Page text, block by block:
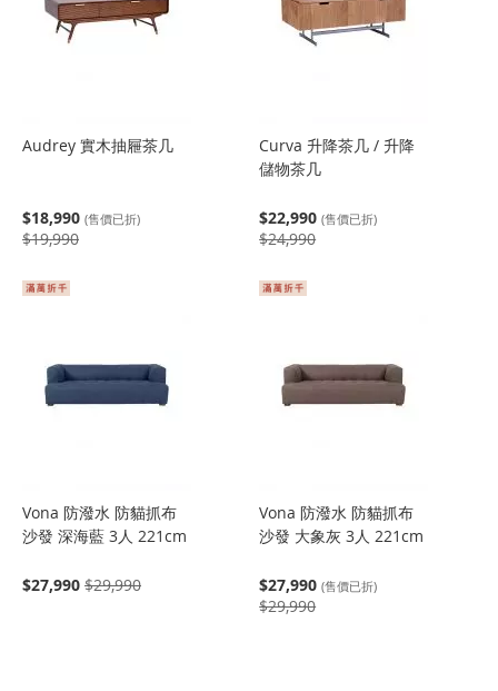
Audrey 實木抽屜茶几
$18,990 (售價已折)
$19,990
Curva 升降茶几 / 升降
儲物茶几
$22,990 (售價已折)
$24,990
Vona 防潑水 防貓抓布
沙發 深海藍 3人 221cm
$27,990 $29,990
Vona 防潑水 防貓抓布
沙發 大象灰 3人 221cm
$27,990 (售價已折)
$29,990